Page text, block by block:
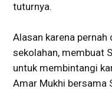
tuturnya.
Alasan karena
sekolahan, membuat
untuk membintangi
Amar Mukhi bersama